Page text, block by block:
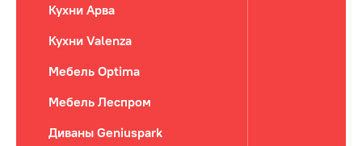
Кухни Арва
Кухни Valenza
Мебель Optima
Мебель Леспром
Диваны Geniuspark